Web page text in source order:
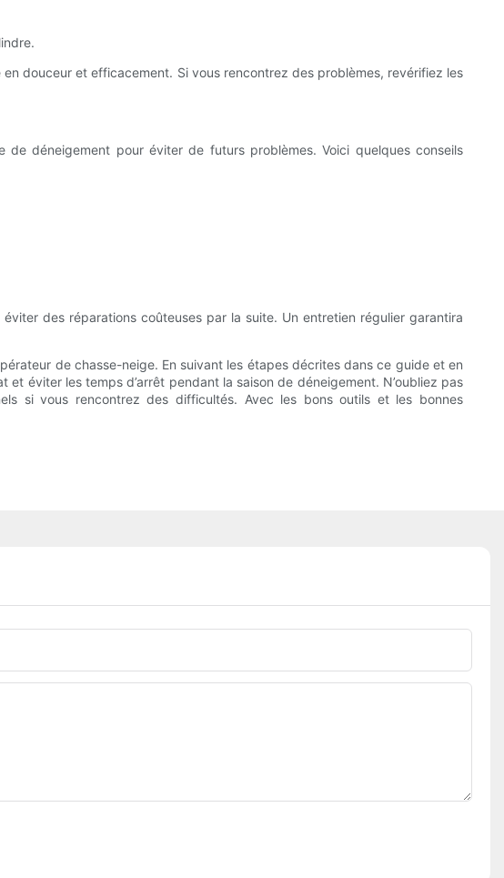
douceur et efficacement. Si vous rencontrez des problèmes, revérifiez les
déneigement pour éviter de futurs problèmes. Voici quelques conseils
des réparations coûteuses par la suite. Un entretien régulier garantira
de chasse-neige. En suivant les étapes décrites dans ce guide et en
éviter les temps d’arrêt pendant la saison de déneigement. N’oubliez pas
si vous rencontrez des difficultés. Avec les bons outils et les bonnes